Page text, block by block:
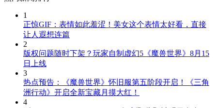
1
正惊GIF：表情如此羞涩！美女这个表情太好看，直接
让人遐想连篇
2
版权问题随时下架？玩家自制虚幻5《魔兽世界》8月15
日上线
3
热点预告：《魔兽世界》怀旧服第五阶段开启！《三角
洲行动》开启全新宝藏月摸大红！
4